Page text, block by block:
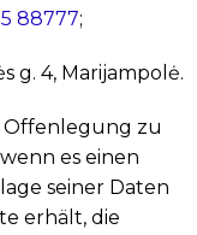
88777;
g. 4, Marijampolė.
Offenlegung zu
es einen
seiner Daten
erhält, die